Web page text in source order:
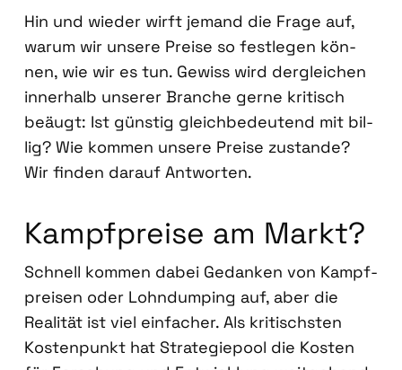
Hin und wie­der wirft jemand die Fra­ge auf,
war­um wir unse­re Prei­se so fest­le­gen kön­
nen, wie wir es tun. Gewiss wird der­glei­chen
inner­halb unse­rer Bran­che ger­ne kri­tisch
beäugt: Ist güns­tig gleich­be­deu­tend mit bil­
lig? Wie kom­men unse­re Prei­se zustan­de?
Wir fin­den dar­auf Ant­wor­ten.
Kampf­prei­se am Markt?
Schnell kom­men dabei Gedan­ken von Kampf­
prei­sen oder Lohn­dum­ping auf, aber die
Rea­li­tät ist viel ein­fa­cher. Als kri­tischs­ten
Kos­ten­punkt hat Stra­te­gie­pool die Kos­ten